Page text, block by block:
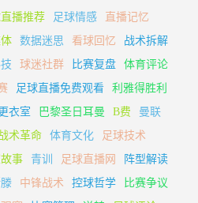
播推荐 足球情感
直播记忆
数据迷思 看球回忆
战术拆解
球迷社群 比赛复盘
体育评论
足球直播免费观看
利雅得胜利
更衣室 巴黎圣日耳曼 B费
曼联
术革命 体育文化
足球技术
事 青训 足球直播网
阵型解读
中锋战术 控球哲学
比赛争议